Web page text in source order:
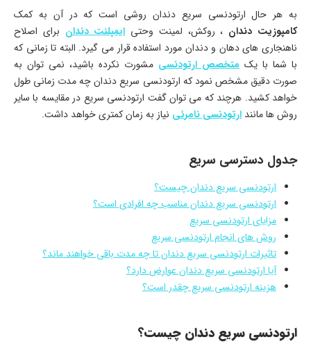
به هر حال ارتودنسی سریع دندان روشی است که در آن به کمک
کامپوزیت دندان ، روکش، لمینت وحتیایمپلنت دندان برای اصلاح
ناهنجاری های دهان و دندان مورد استفاده قرار می گیرد. البته تا زمانی که
با شما با یک متخصص ارتودنسی مشورت نکرده باشید، نمی توان به
صورت دقیق مشخص نمود که ارتودنسی سریع دندان چه مدت زمانی طول
خواهد کشید. هرچند که می توان گفت ارتودنسی سریع در مقایسه با سایر
روش ها مانند ارتودنسی نامرئی نیاز به زمان کمتری خواهد داشت.
جدول دسترسی سریع
ارتودنسی سریع دندان چیست؟
ارتودنسی سریع دندان مناسب چه افرادی است؟
مزایای ارتودنسی سریع
روش های انجام ارتودنسی سریع
تاثیرات ارتودنسی سریع دندان تا چه مدت باقی خواهند ماند؟
آیا ارتودنسی سریع دندان عوارض دارد؟
هزینه ارتودنسی سریع چقدر است؟
ارتودنسی سریع دندان چیست؟